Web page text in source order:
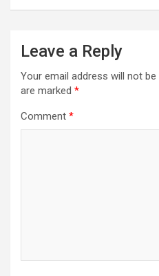
Leave a Reply
Your email address will not be
are marked *
Comment *